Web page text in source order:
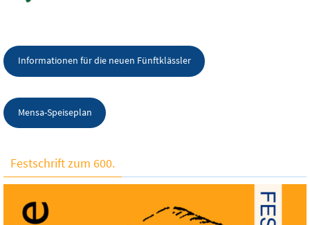
Informationen für die neuen Fünftklässler
Mensa-Speiseplan
Festschrift zum 600.